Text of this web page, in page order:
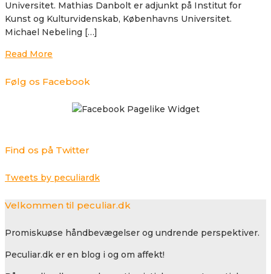
Universitet. Mathias Danbolt er adjunkt på Institut for
Kunst og Kulturvidenskab, Københavns Universitet.
Michael Nebeling […]
Read More
Følg os Facebook
Find os på Twitter
Tweets by peculiardk
Velkommen til peculiar.dk
Promiskuøse håndbevægelser og undrende perspektiver.
Peculiar.dk er en blog i og om affekt!